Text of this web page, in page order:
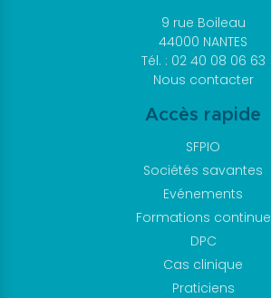
9 rue Boileau
44000 NANTES
Tél. : 02 40 08 06 63
Nous contacter
Accès rapide
SFPIO
Sociétés savantes
Evénements
Formations continue
DPC
Cas clinique
Praticiens